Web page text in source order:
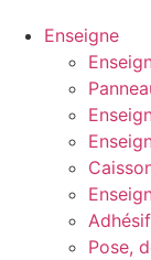
Enseigne
Pose,